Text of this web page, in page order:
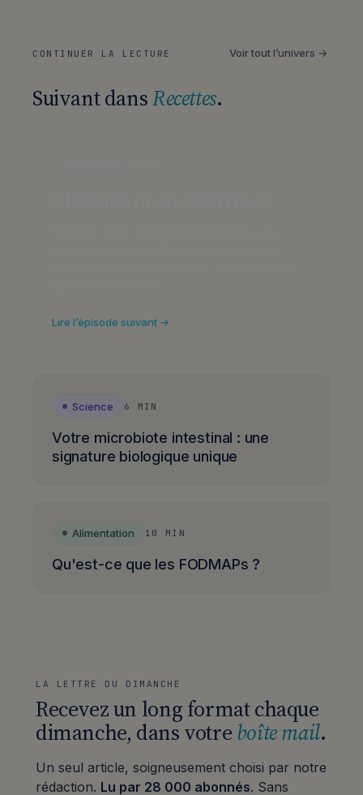
CONTINUER LA LECTURE Voir tout l’univers →
Suivant dansRecettes.
Lire l’épisode suivant →
Science 6 MIN
Votre microbiote intestinal : une
signature biologique unique
Alimentation 10 MIN
Qu'est-ce que les FODMAPs ?
LA LETTRE DU DIMANCHE
Recevez un long format chaque
dimanche, dans votreboîte mail.
Un seul article, soigneusement choisi par notre
rédaction. Lu par 28 000 abonnés. Sans